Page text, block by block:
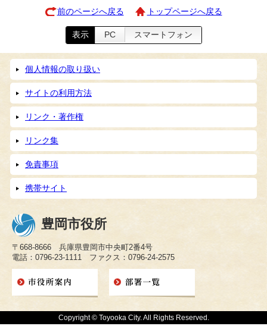
前のページへ戻る トップページへ戻る
表示 PC スマートフォン
個人情報の取り扱い
サイトの利用方法
リンク・著作権
リンク集
免責事項
携帯サイト
豊岡市役所
〒668-8666 兵庫県豊岡市中央町2番4号
電話：0796-23-1111 ファクス：0796-24-2575
Copyright © Toyooka City. All Rights Reserved.